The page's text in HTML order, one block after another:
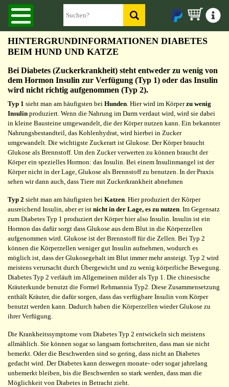
HINTERGRUNDINFORMATIONEN DIABETES
BEIM HUND UND KATZE
Bei Diabetes (Zuckerkrankheit) steht entweder zu wenig von
dem Hormon Insulin zur Verfügung (Typ 1) oder das Insulin
wird nicht richtig aufgenommen (Typ 2).
Typ 1 sieht man am häufigsten bei Hunden. Hier wird im Körperzu wenig
Insulin produziert. Wenn die Nahrung im Darm verdaut wird, wird sie dabei
in kleine Bausteine umgewandelt, die der Körper nutzen kann. Ein bekannter
Nahrungsbestandteil, das Kohlenhydrat, wird hierbei in Zucker
umgewandelt. Die wichtigste Zuckerart ist Glukose. Der Körper braucht
Glukose als Brennstoff. Um den Zucker verwerten zu können braucht der
Körper ein spezielles Hormon: das Insulin. Bei einem Insulinmangel ist der
Körper nicht in der Lage, Glukose als Brennstoff zu benutzen. In der Praxis
sehen wir dann auch, dass Tiere mit Zuckerkrankheit abnehmen
Typ 2 sieht man am häufigsten bei Katzen. Hier produziert der Körper
ausreichend Insulin, aber er ist nicht in der Lage, es zu nutzen. Im Gegensatz
zum Diabetes Typ 1 produziert der Körper hier also Insulin. Insulin ist ein
Hormon das dafür sorgt dass Glukose aus dem Blut in die Körperzellen
aufgenommen wird. Glukose ist der Brennstoff für die Zellen. Bei Typ 2
können die Körperzellen weniger gut Insulin aufnehmen, wodurch es
möglich ist, dass der Glukosegehalt im Blut immer mehr ansteigt. Typ 2 wird
meistens verursacht durch Übergewicht und zu wenig körperliche Bewegung.
Diabetes Typ 2 verläuft im Allgemeinen milder als Typ 1. Die chinesische
Kräuterkunde benutzt die Formel Rehmannia Typ2. Diese Zusammensetzung
enthält Kräuter, die dafür sorgen, dass das verfügbare Insulin vom Körper
benutzt werden kann. Dadurch haben die Körperzellen wieder Glukose zu
ihrer Verfügung.
Die Krankheitssymptome vom Diabetes Typ 2 entwickeln sich meistens
allmählich. Sie können sogar so langsam fortschreiten, dass man sie nicht
bemerkt. Oder die Beschwerden sind so gering, dass nicht an Diabetes
gedacht wird. Der Diabetes kann deswegen monate- oder sogar jahrelang
unbemerkt bleiben, bis die Beschwerden so stark werden, dass man die
Möglichkeit von Diabetes in Betracht zieht.